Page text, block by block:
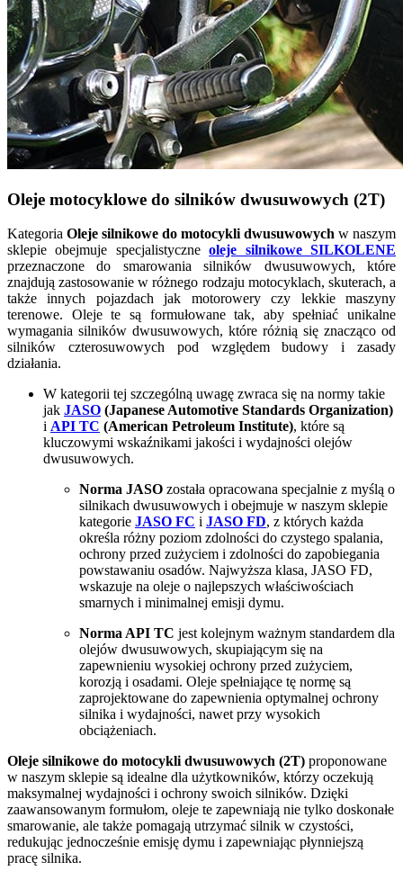
Oleje motocyklowe do silników dwusuwowych (2T)
Kategoria Oleje silnikowe do motocykli dwusuwowych w naszym
sklepie obejmuje specjalistyczneoleje silnikowe SILKOLENE
przeznaczone do smarowania silników dwusuwowych, które
znajdują zastosowanie w różnego rodzaju motocyklach, skuterach, a
także innych pojazdach jak motorowery czy lekkie maszyny
terenowe. Oleje te są formułowane tak, aby spełniać unikalne
wymagania silników dwusuwowych, które różnią się znacząco od
silników czterosuwowych pod względem budowy i zasady
działania.
W kategorii tej szczególną uwagę zwraca się na normy takie
jak JASO (Japanese Automotive Standards Organization)
i API TC (American Petroleum Institute), które są
kluczowymi wskaźnikami jakości i wydajności olejów
dwusuwowych.
Norma JASO została opracowana specjalnie z myślą o
silnikach dwusuwowych i obejmuje w naszym sklepie
kategorie JASO FC i JASO FD, z których każda
określa różny poziom zdolności do czystego spalania,
ochrony przed zużyciem i zdolności do zapobiegania
powstawaniu osadów. Najwyższa klasa, JASO FD,
wskazuje na oleje o najlepszych właściwościach
smarnych i minimalnej emisji dymu.
Norma API TC jest kolejnym ważnym standardem dla
olejów dwusuwowych, skupiającym się na
zapewnieniu wysokiej ochrony przed zużyciem,
korozją i osadami. Oleje spełniające tę normę są
zaprojektowane do zapewnienia optymalnej ochrony
silnika i wydajności, nawet przy wysokich
obciążeniach.
Oleje silnikowe do motocykli dwusuwowych (2T) proponowane
w naszym sklepie są idealne dla użytkowników, którzy oczekują
maksymalnej wydajności i ochrony swoich silników. Dzięki
zaawansowanym formułom, oleje te zapewniają nie tylko doskonałe
smarowanie, ale także pomagają utrzymać silnik w czystości,
redukując jednocześnie emisję dymu i zapewniając płynniejszą
pracę silnika.